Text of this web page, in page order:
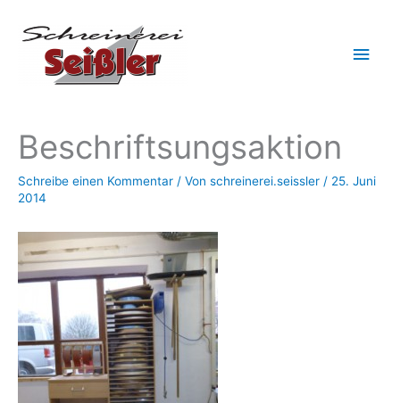
Inhalt
springen
Beschriftsungsaktion
Schreibe einen Kommentar / Von schreinerei.seissler / 25. Juni
2014